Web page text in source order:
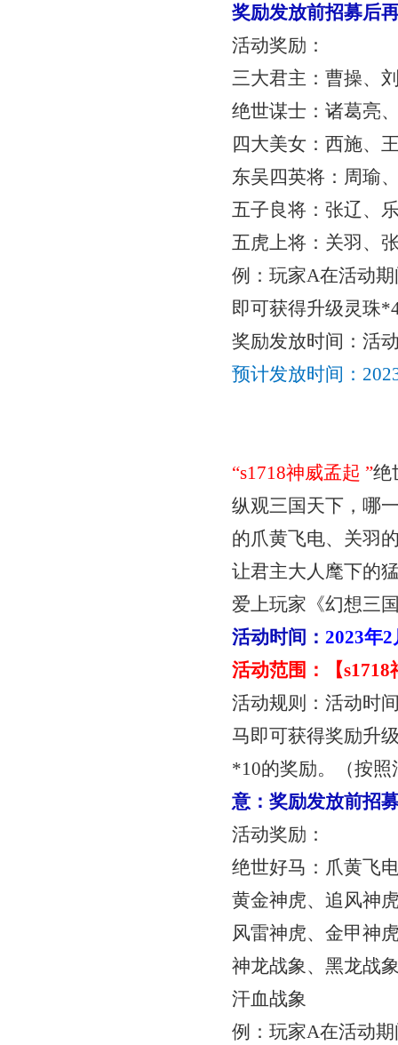
奖励发放前招募后
活动奖励：
三大君主：曹操、
绝世谋士：诸葛亮
四大美女：西施、
东吴四英将：周瑜
五子良将：张辽、
五虎上将：关羽、
例：玩家A在活动
即可获得升级灵珠
奖励发放时间：活
预计发放时间：
“s1718神威孟起”绝
纵观三国天下，哪
的爪黄飞电、关羽
让君主大人麾下的
爱上玩家《幻想三
活动时间：2023年
活动范围：【
活动规则：活动时
马即可获得奖励升
*10的奖励。（按
意：奖励发放前招
活动奖励：
绝世好马：爪黄飞
黄金神虎、追风神
风雷神虎、金甲神
神龙战象、黑龙战
汗血战象
例：玩家A在活动